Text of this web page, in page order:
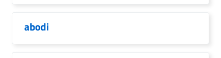
abodi